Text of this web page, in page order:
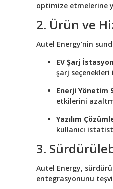
optimize etmelerine
2. Ürün ve
Autel Energy'nin
EV Şarj
şarj seçenekleri
Enerji Yönetim
etkilerini
Yazılım
kullanıcı
3.
Autel Energy,
entegrasyonunu